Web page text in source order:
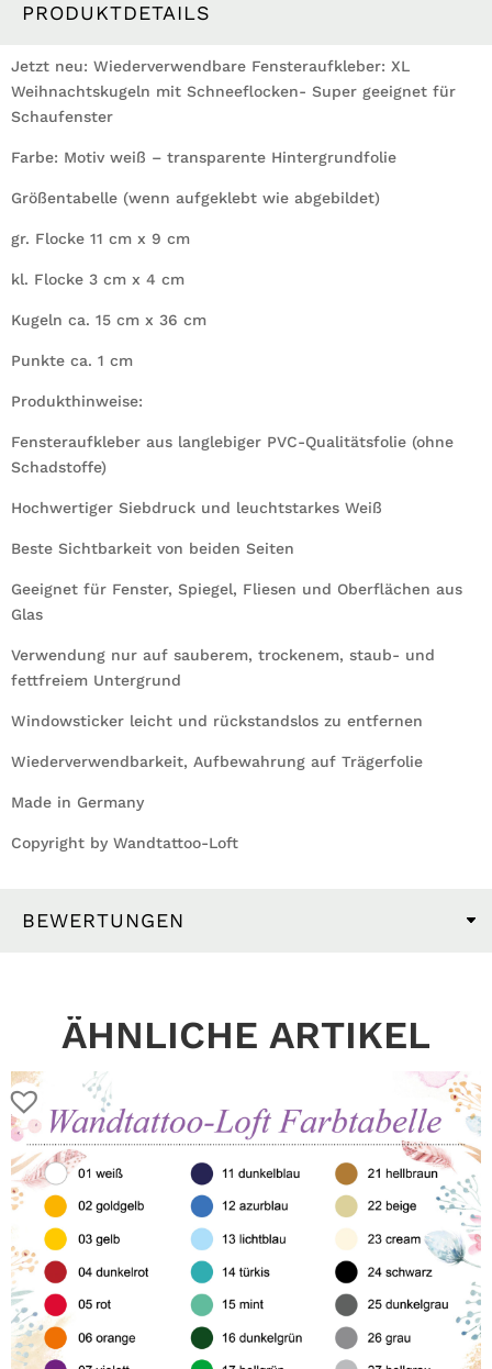
PRODUKTDETAILS
Jetzt neu: Wiederverwendbare Fensteraufkleber: XL
Weihnachtskugeln mit Schneeflocken- Super geeignet für
Schaufenster
Farbe: Motiv weiß – transparente Hintergrundfolie
Größentabelle (wenn aufgeklebt wie abgebildet)
gr. Flocke 11 cm x 9 cm
kl. Flocke 3 cm x 4 cm
Kugeln ca. 15 cm x 36 cm
Punkte ca. 1 cm
Produkthinweise:
Fensteraufkleber aus langlebiger PVC-Qualitätsfolie (ohne
Schadstoffe)
Hochwertiger Siebdruck und leuchtstarkes Weiß
Beste Sichtbarkeit von beiden Seiten
Geeignet für Fenster, Spiegel, Fliesen und Oberflächen aus
Glas
Verwendung nur auf sauberem, trockenem, staub- und
fettfreiem Untergrund
Windowsticker leicht und rückstandslos zu entfernen
Wiederverwendbarkeit, Aufbewahrung auf Trägerfolie
Made in Germany
Copyright by Wandtattoo-Loft
BEWERTUNGEN
ÄHNLICHE ARTIKEL